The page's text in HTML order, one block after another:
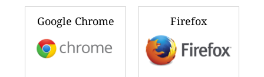
Google Chrome Firefox